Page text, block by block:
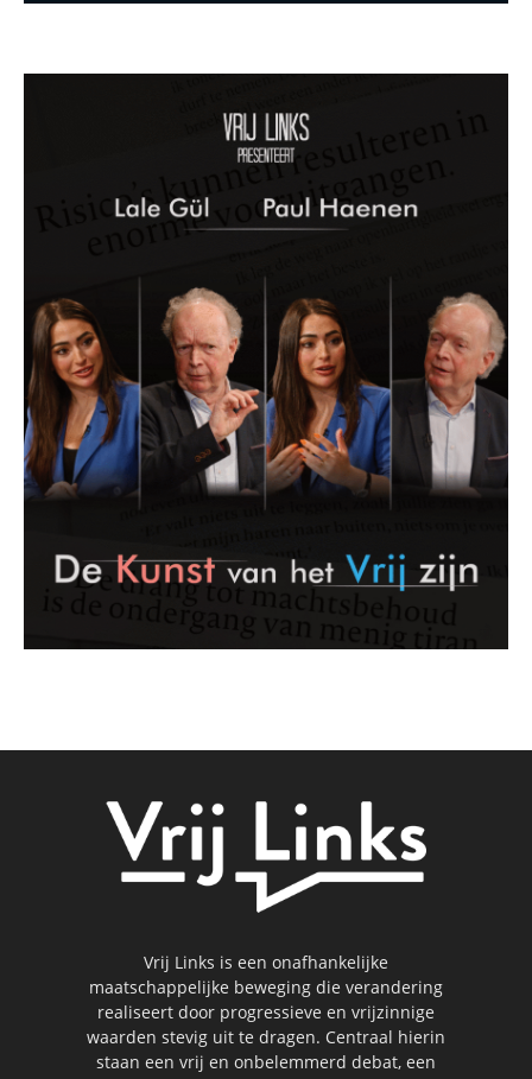
Vrij Links is een onafhankelijke
maatschappelijke beweging die verandering
realiseert door progressieve en vrijzinnige
waarden stevig uit te dragen. Centraal hierin
staan een vrij en onbelemmerd debat, een